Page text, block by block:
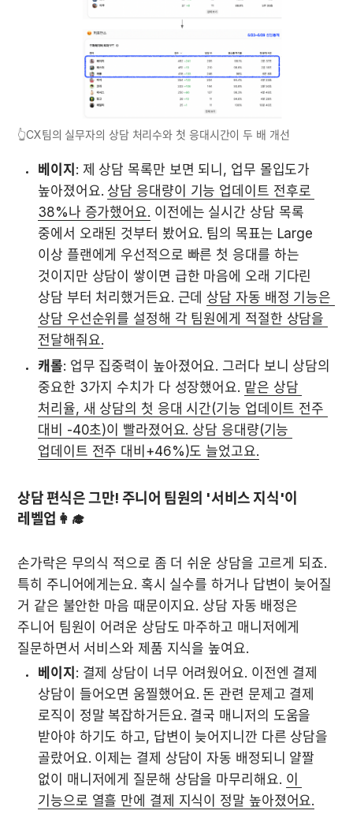
👆CX팀의 실무자의 상담 처리수와 첫 응대시간이 두 배 개선
베이지 : 제 상담 목록만 보면 되니, 업무 몰입도가
높아졌어요. 상담 응대량이 기능 업데이트 전후로
38%나 증가했어요. 이전에는 실시간 상담 목록
중에서 오래된 것부터 봤어요. 팀의 목표는 Large
이상 플랜에게 우선적으로 빠른 첫 응대를 하는
것이지만 상담이 쌓이면 급한 마음에 오래 기다린
상담 부터 처리했거든요. 근데 상담 자동 배정 기능은
상담 우선순위를 설정해 각 팀원에게 적절한 상담을
전달해줘요.
캐롤: 업무 집중력이 높아졌어요. 그러다 보니 상담의
중요한 3가지 수치가 다 성장했어요. 맡은 상담
처리율, 새 상담의 첫 응대 시간(기능 업데이트 전주
대비 -40초)이 빨라졌어요. 상담 응대량(기능
업데이트 전주 대비+46%)도 늘었고요.
상담 편식은 그만! 주니어 팀원의 '서비스 지식'이
레벨업👩‍🎓
손가락은 무의식 적으로 좀 더 쉬운 상담을 고르게 되죠.
특히 주니어에게는요. 혹시 실수를 하거나 답변이 늦어질
거 같은 불안한 마음 때문이지요. 상담 자동 배정은
주니어 팀원이 어려운 상담도 마주하고 매니저에게
질문하면서 서비스와 제품 지식을 높여요.
베이지 : 결제 상담이 너무 어려웠어요. 이전엔 결제
상담이 들어오면 움찔했어요. 돈 관련 문제고 결제
로직이 정말 복잡하거든요. 결국 매니저의 도움을
받아야 하기도 하고, 답변이 늦어지니깐 다른 상담을
골랐어요. 이제는 결제 상담이 자동 배정되니 얄짤
없이 매니저에게 질문해 상담을 마무리해요. 이
기능으로 열흘 만에 결제 지식이 정말 높아졌어요.